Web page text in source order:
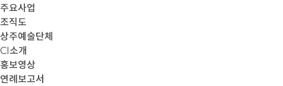
주요사업
조직도
상주예술단체
CI소개
홍보영상
연례보고서